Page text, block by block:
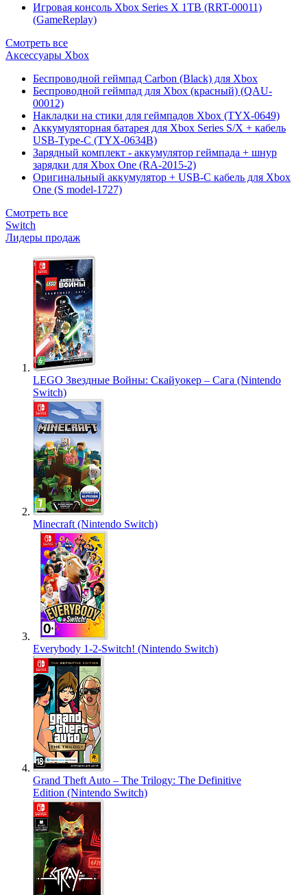
Игровая консоль Xbox Series X 1TB (RRT-00011)
(GameReplay)
Смотреть все
Аксессуары Xbox
Беспроводной геймпад Carbon (Black) для Xbox
Беспроводной геймпад для Xbox (красный) (QAU-
00012)
Накладки на стики для геймпадов Xbox (TYX-0649)
Аккумуляторная батарея для Xbox Series S/X + кабель
USB-Type-C (TYX-0634B)
Зарядный комплект - аккумулятор геймпада + шнур
зарядки для Xbox One (RA-2015-2)
Оригинальный аккумулятор + USB-C кабель для Xbox
One (S model-1727)
Смотреть все
Switch
Лидеры продаж
LEGO Звездные Войны: Скайуокер – Сага (Nintendo
Switch)
Minecraft (Nintendo Switch)
Everybody 1-2-Switch! (Nintendo Switch)
Grand Theft Auto – The Trilogy: The Definitive
Edition (Nintendo Switch)